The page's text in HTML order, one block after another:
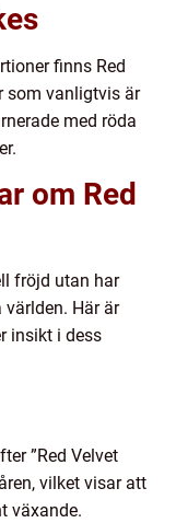
finns Red
som vanligtvis är
med röda
om Red
fröjd utan har
Här är
insikt i dess
”Red Velvet
vilket visar att
växande.